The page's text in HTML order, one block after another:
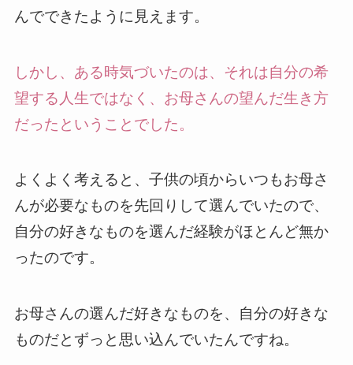
んでできたように見えます。
しかし、ある時気づいたのは、それは自分の希
望する人生ではなく、お母さんの望んだ生き方
だったということでした。
よくよく考えると、子供の頃からいつもお母さ
んが必要なものを先回りして選んでいたので、
自分の好きなものを選んだ経験がほとんど無か
ったのです。
お母さんの選んだ好きなものを、自分の好きな
ものだとずっと思い込んでいたんですね。